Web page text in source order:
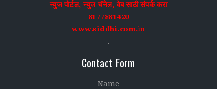
न्युज पोर्टल, न्युज चॅनेल, वेब साठी संपर्क करा
8177881420
www.siddhi.com.in
.
Contact Form
Name